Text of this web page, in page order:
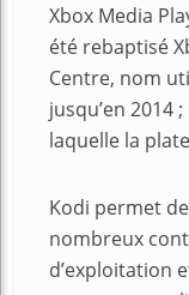
Xbox Media
été rebaptisé
Centre, nom
jusqu’en 2014
laquelle la
Kodi permet
nombreux
d’exploitation